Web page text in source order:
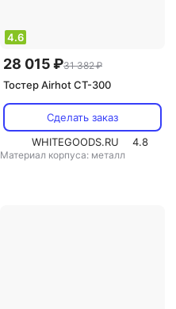
4.6
28 015 ₽31 382 ₽
Тостер Airhot CT-300
Сделать заказ
WHITEGOODS.RU
4.8
Материал корпуса: металл